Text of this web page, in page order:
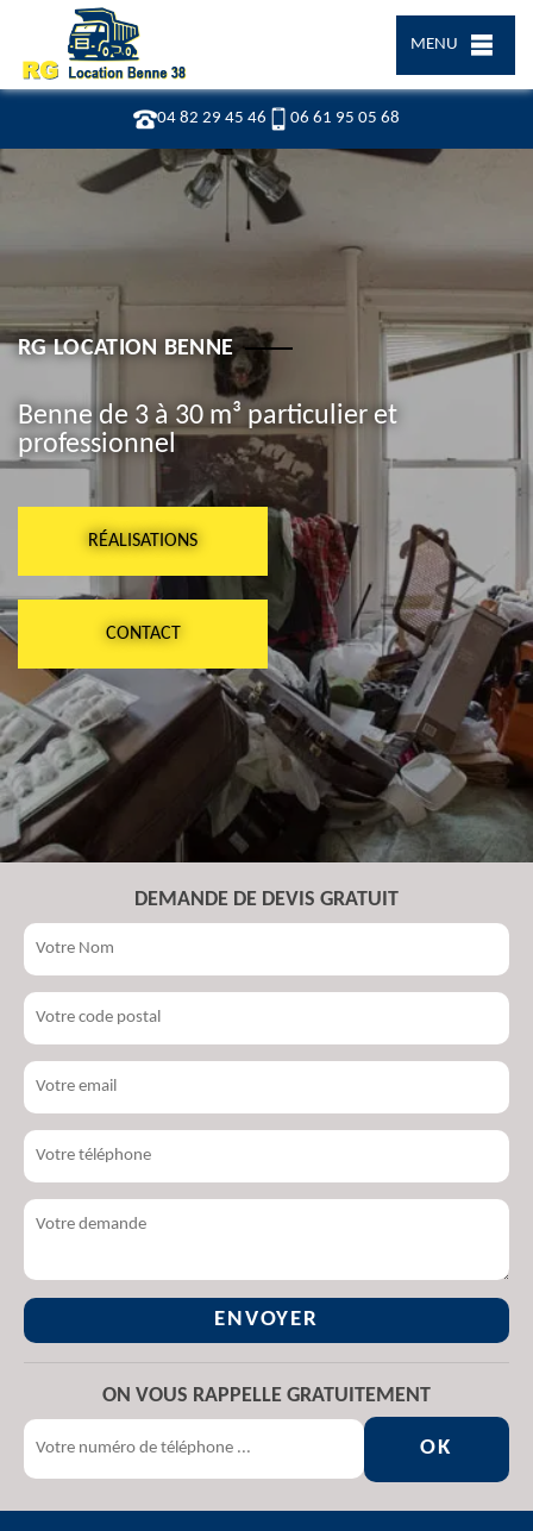
04 82 29 45 46 06 61 95 05 68
MENU
RG LOCATION BENNE
Benne de 3 à 30 m³ particulier et
professionnel
RÉALISATIONS
CONTACT
DEMANDE DE DEVIS GRATUIT
ON VOUS RAPPELLE GRATUITEMENT